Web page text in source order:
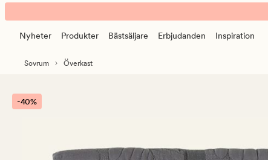
Louie
överkast
banner.
Klicka
ESCAPE
att
pausa.
Nyheter Produkter Bästsäljare Erbjudanden Inspiration
Sovrum Överkast
-40%